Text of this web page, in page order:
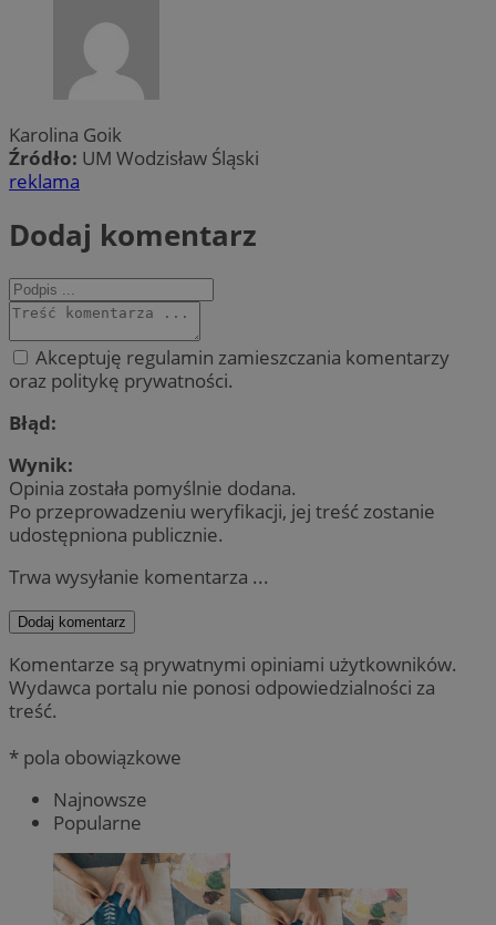
Karolina Goik
Źródło: UM Wodzisław Śląski
reklama
Dodaj komentarz
Akceptuję regulamin zamieszczania komentarzy
oraz politykę prywatności.
Błąd:
Wynik:
Opinia została pomyślnie dodana.
Po przeprowadzeniu weryfikacji, jej treść zostanie
udostępniona publicznie.
Trwa wysyłanie komentarza ...
Dodaj komentarz
Komentarze są prywatnymi opiniami użytkowników.
Wydawca portalu nie ponosi odpowiedzialności za
treść.
* pola obowiązkowe
Najnowsze
Popularne